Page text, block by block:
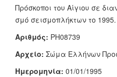
Πρόσκοποι του Αίγιου σε
σμό σεισμοπλήκτων το 1995.
Αριθμός: PH08739
Αρχείο: Σώμα Ελλήνων
Ημερομηνία: 01/01/1995